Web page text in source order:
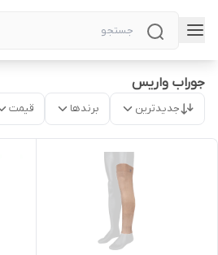
جوراب واریس
جدیدترین برندها قیمت